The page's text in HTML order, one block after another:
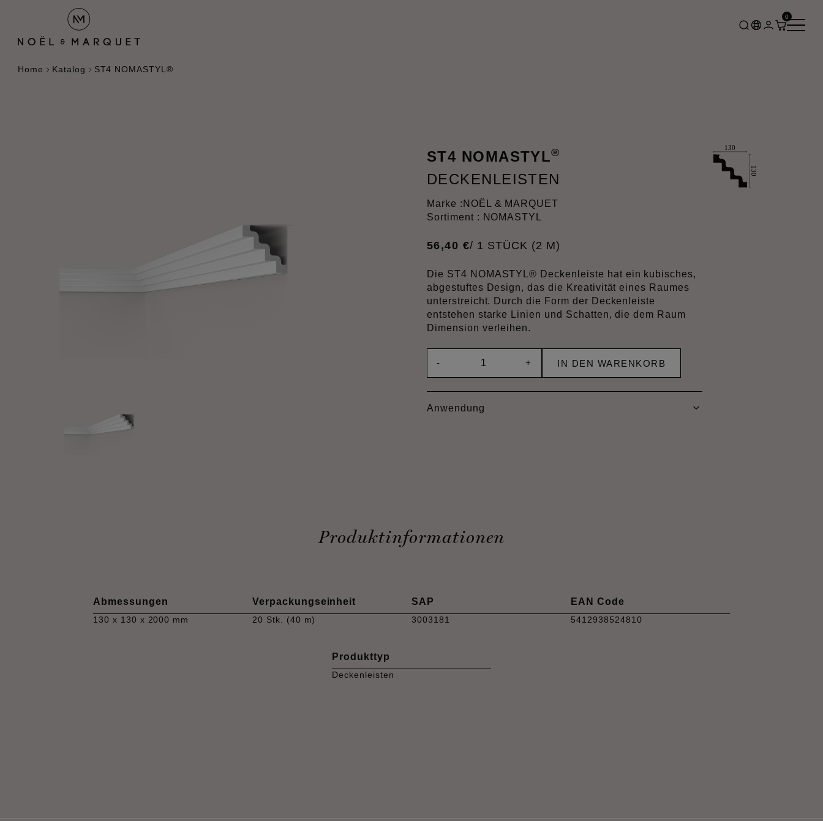
0
Home Katalog ST4 NOMASTYL®
ST4 NOMASTYL®
DECKENLEISTEN
Marke : NOËL & MARQUET
Sortiment : NOMASTYL
56,40 €/ 1 STÜCK (2 M)
Die ST4 NOMASTYL® Deckenleiste hat ein kubisches,
abgestuftes Design, das die Kreativität eines Raumes
unterstreicht. Durch die Form der Deckenleiste
entstehen starke Linien und Schatten, die dem Raum
Dimension verleihen.
- + IN DEN WARENKORB
Anwendung
Produktinformationen
Abmessungen
130 x 130 x 2000 mm
Verpackungseinheit
20 Stk. (40 m)
SAP
3003181
EAN Code
5412938524810
Produkttyp
Deckenleisten